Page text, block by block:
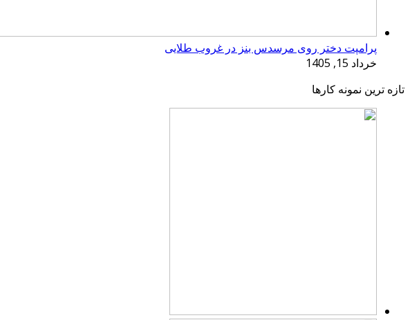
پرامپت دختر روی مرسدس بنز در غروب طلایی
خرداد 15, 1405
تازه ترین نمونه کارها